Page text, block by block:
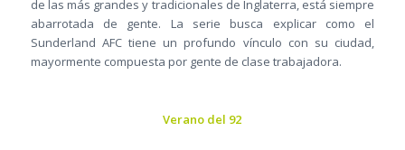
de las más grandes y tradicionales de Inglaterra, está siempre
abarrotada de gente. La serie busca explicar como el
Sunderland AFC tiene un profundo vínculo con su ciudad,
mayormente compuesta por gente de clase trabajadora.
Verano del 92